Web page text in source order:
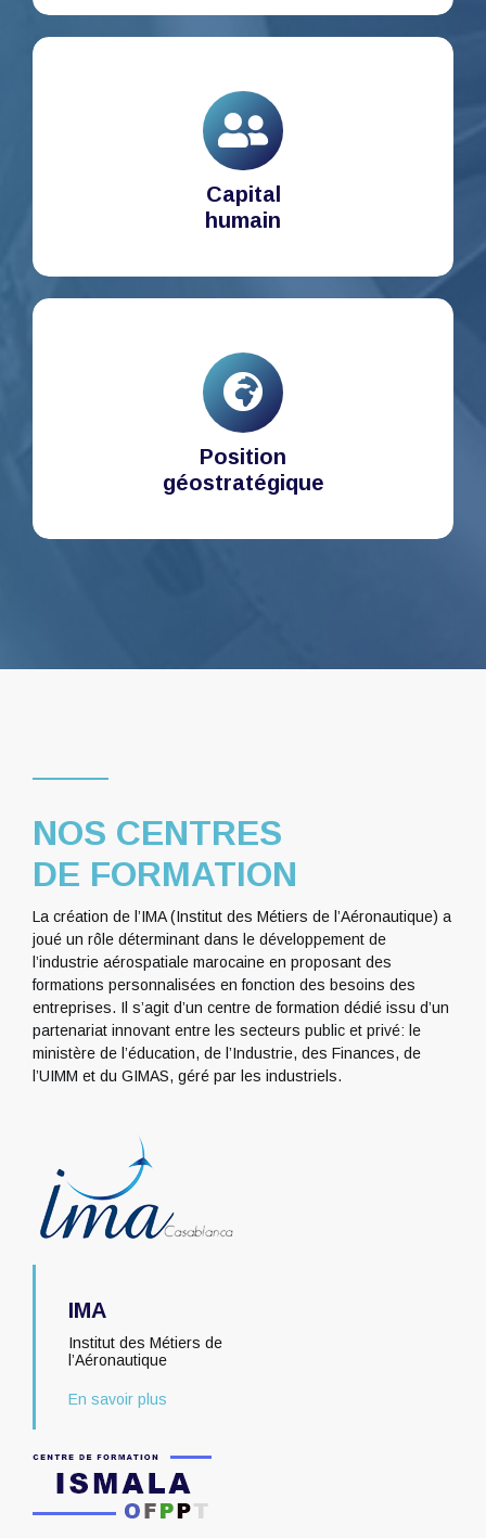
Capital
humain
Position
géostratégique
NOS CENTRES
DE FORMATION
La création de l’IMA (Institut des Métiers de l’Aéronautique) a
joué un rôle déterminant dans le développement de
l’industrie aérospatiale marocaine en proposant des
formations personnalisées en fonction des besoins des
entreprises. Il s’agit d’un centre de formation dédié issu d’un
partenariat innovant entre les secteurs public et privé: le
ministère de l’éducation, de l’Industrie, des Finances, de
l’UIMM et du GIMAS, géré par les industriels.
IMA
Institut des Métiers de
l’Aéronautique
En savoir plus